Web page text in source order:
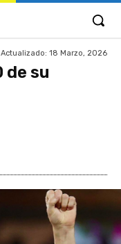
Actualizado: 18 Marzo, 2026
de su